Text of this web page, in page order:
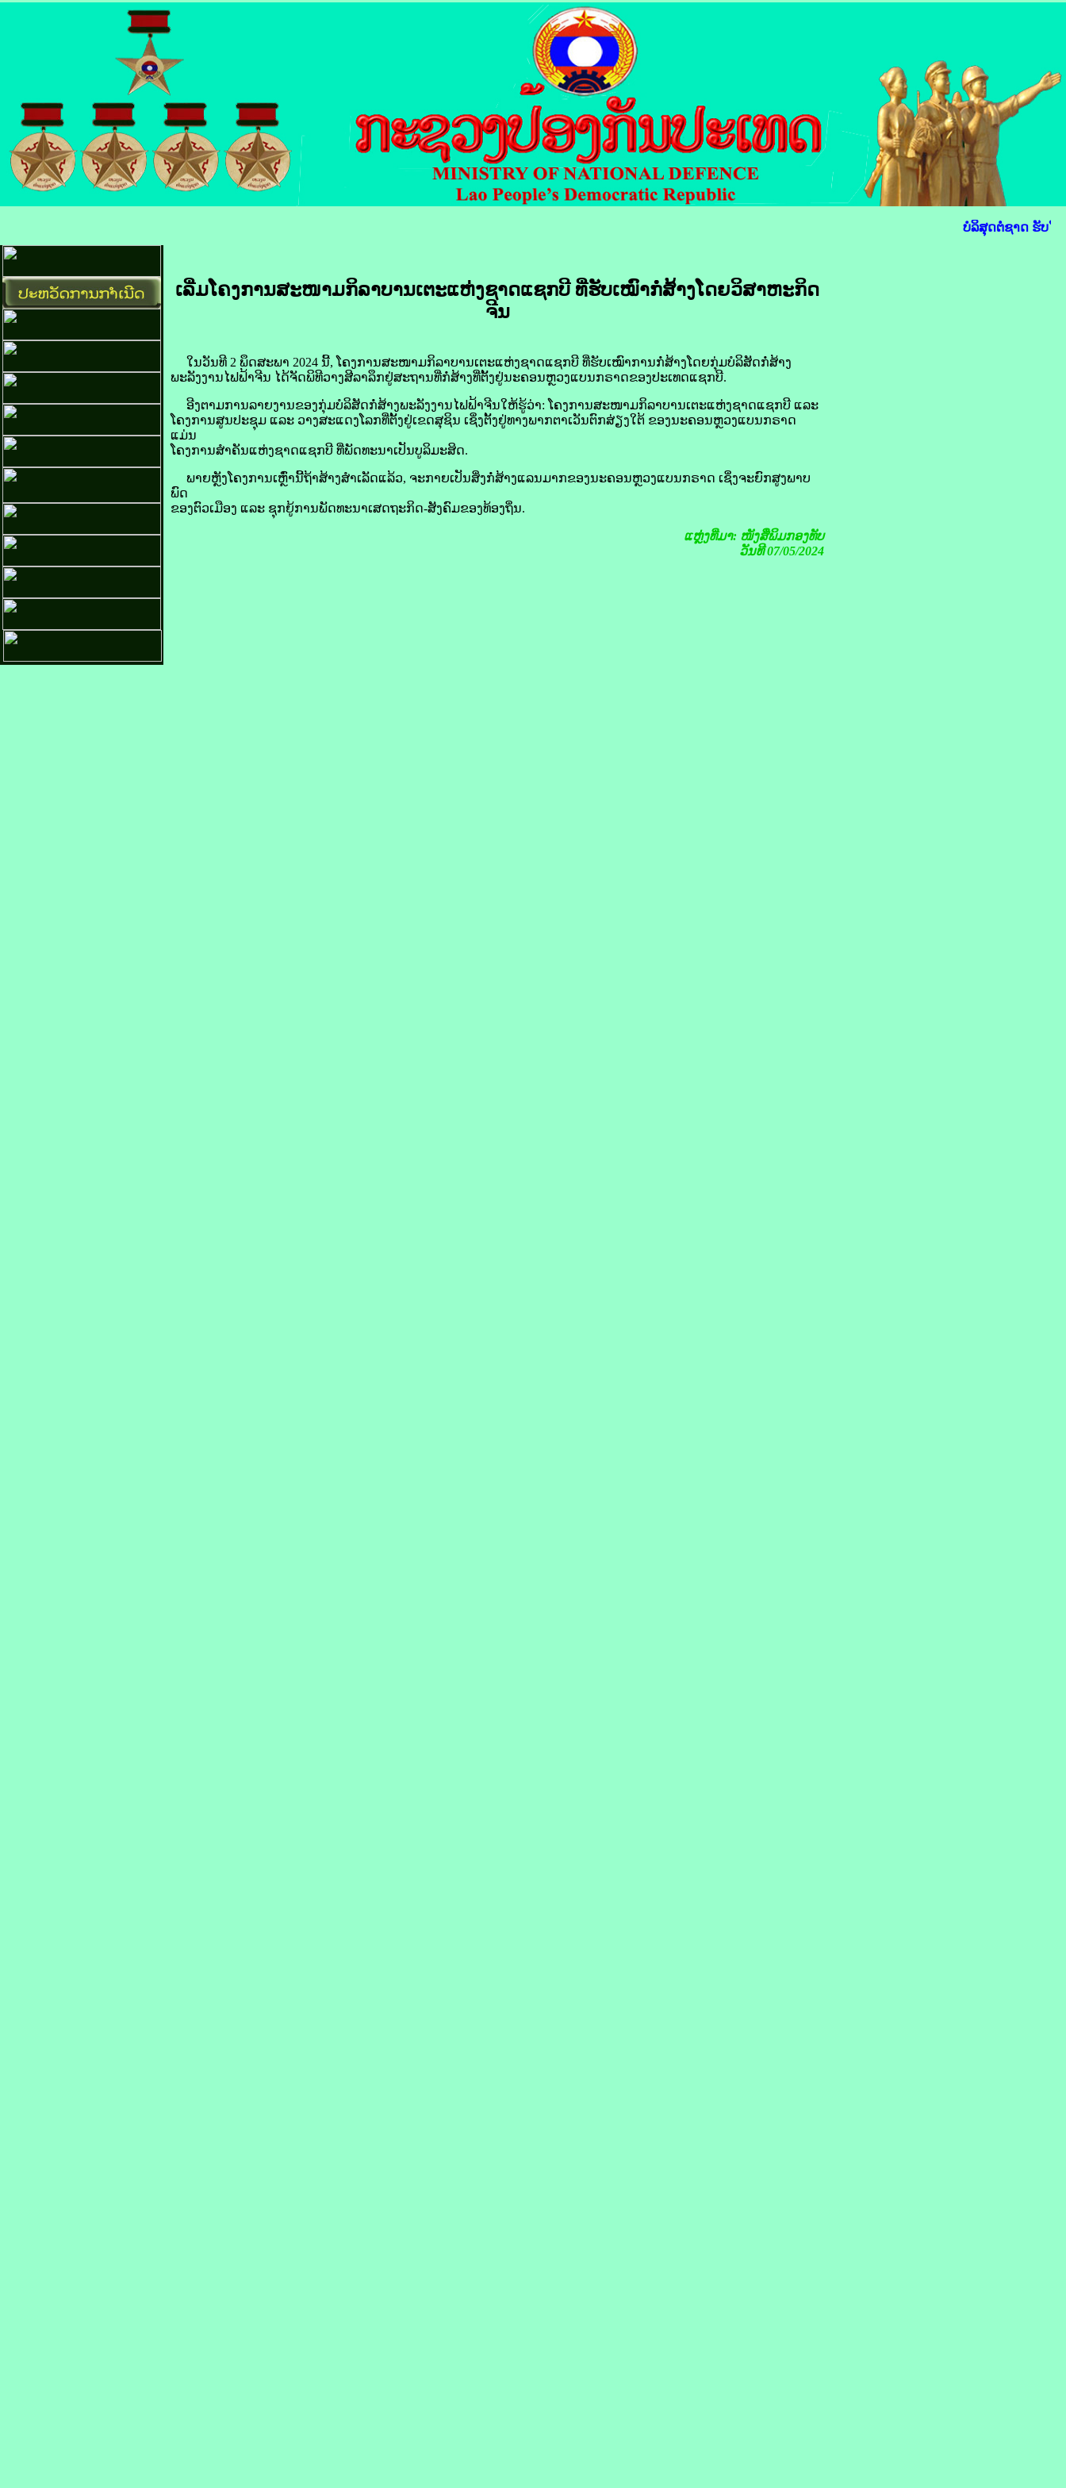
ບໍລິສຸດຕໍ່ຊາດ ຮັບໃຊ້
ເລີ່ມ​ໂຄງການ​ສະໜາມກິລາ​ບານເຕະ​ແຫ່ງ​ຊາດ​ແຊກ​ບີ​ ທີ່​ຮັບ​ເໝົາ​ກໍ່ສ້າງ​ໂດຍ​ວິ​ສາ​ຫະ​ກິດ​
ຈີນ
ໃນ​ວັນ​ທີ 2 ພຶດສະພາ 2024 ນີ້, ໂຄງການ​ສະໜາມກິລາ​ບານເຕະ​ແຫ່ງ​ຊາດ​ແຊກ​ບີ​ ທີ່​ຮັບ​ເໝົາ​ການ​ກໍ່ສ້າງ​ໂດຍ​ກຸ່ມ​ບໍລິສັດ​ກໍ່ສ້າງ​
ພະລັງງານ​ໄຟຟ້າ​ຈີນ ​ໄດ້​ຈັດ​ພິທີ​ວາງ​ສີ​ລາ​ລຶກ​ຢູ່​ສະຖານທີ່​ກໍ່ສ້າງ​ທີ່​ຕັ້ງ​ຢູ່​ນະຄອນ​ຫຼວງ​ແບນ​ກຣາດ​ຂອງ​ປະເທດ​ແຊກ​ບີ.
ອີງ​ຕາມ​ການ​ລາຍ​ງານ​ຂອງ​ກຸ່ມ​ບໍລິສັດ​ກໍ່ສ້າງ​ພະລັງງານ​ໄຟຟ້າ​ຈີນ​ໃຫ້​ຮູ້​ວ່າ: ໂຄງການ​ສະໜາມກິລາ​ບານເຕະ​ແຫ່ງ​ຊາດ​ແຊກ​ບີ ແລະ
ໂຄງການ​ສູນ​ປະຊຸມ ແລະ ​ວາງສະແດງ​ໂລກ​ທີ່​ຕັ້ງ​ຢູ່​ເຂດ​ສຸ​ຊິນ ເຊິ່ງ​ຕັ້ງ​ຢູ່​ທາງ​ພາກ​ຕາເວັນຕົກ​ສ່ຽງ​ໃຕ້ ​ຂອງນະຄອນຫຼວງ​ແບນ​ກຣາດ
ແມ່ນ
​ໂຄງການ​ສຳຄັນ​ແຫ່ງ​ຊາດ​ແຊກ​ບີ ທີ່​ພັດທະນາ​ເປັນ​ບູ​ລິ​ມະ​ສິດ.
ພາຍຫຼັງ​ໂຄງການ​ເຫຼົ່າ​ນີ້ຖ້າສ້າງ​ສຳເລັດ​ແລ້ວ, ຈະ​ກາຍເປັນ​ສິ່ງ​ກໍ່ສ້າງ​ແລນ​ມາກ​ຂອງ​ນະຄອນຫຼວງ​ແບນ​ກຣາດ ເຊິ່ງ​ຈະ​ຍົກ​ສູງ​ພາບ​
ພົດ​
ຂອງ​ຕົວ​ເມືອງ ແລະ ຊຸກຍູ້​ການ​ພັດທະນາ​ເສດຖະກິດ-ສັງຄົມ​ຂອງ​ທ້ອງຖິ່ນ.
ແຫຼ່ງທີ່ມາ: ໜັງສືພິມກອງທັບ
ວັນທີ 07/05/2024